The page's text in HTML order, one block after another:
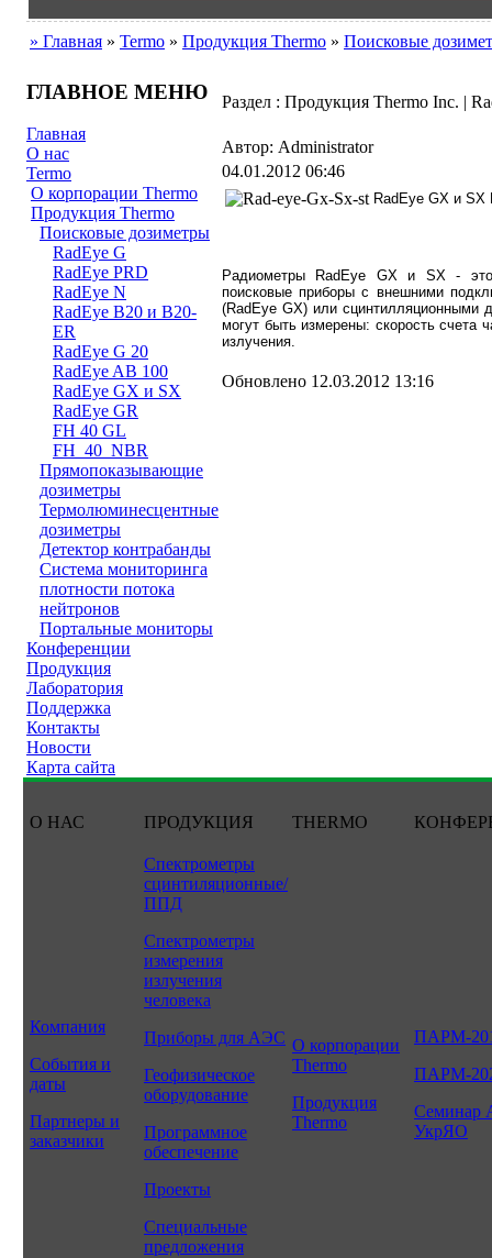
» Главная » Termo » Продукция Thermo » Поисковые
ГЛАВНОЕ МЕНЮ
Главная
О нас
Termo
О корпорации Thermo
Продукция Thermo
Поисковые дозиметры
RadEye G
RadEye PRD
RadEye N
RadEye B20 и B20-
ER
RadEye G 20
RadEye AB 100
RadEye GX и SX
RadEye GR
FH 40 GL
FH_40_NBR
Прямопоказывающие
дозиметры
Термолюминесцентные
дозиметры
Детектор контрабанды
Система мониторинга
плотности потока
нейтронов
Портальные мониторы
Конференции
Продукция
Лаборатория
Поддержка
Контакты
Новости
Карта сайта
Раздел : Продукция Thermo Inc. |
Автор: Administrator
04.01.2012 06:46
RadEye GX и SX
Радиометры RadEye GX и SX - это
поисковые приборы с внешними
(RadEye GX) или сцинтилляционными
могут быть измерены: скорость счета
излучения.
Обновлено 12.03.2012 13:16
О НАС ПРОДУКЦИЯ THERMO
Компания
События и
даты
Партнеры и
заказчики
Спектрометры
сцинтиляционные/
ППД
Спектрометры
измерения
излучения
человека
Приборы для АЭС
Геофизическое
оборудование
Программное
обеспечение
Проекты
Специальные
предложения
О корпорации
Thermo
Продукция
Thermo
ПАРМ-
ПАРМ-
Семинар
УкрЯО